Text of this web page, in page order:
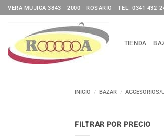
Saltar
al
VERA MUJICA 3843 - 2000 - ROSARIO - TEL: 0341 432-
TIENDA
INICIO / BAZAR / ACCESORIOS/
FILTRAR POR PRECIO